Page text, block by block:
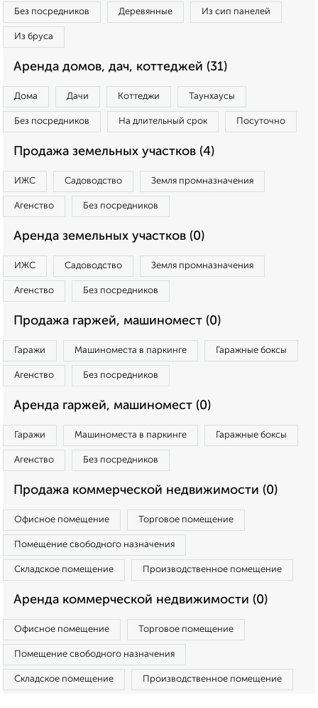
Без посредников Деревянные Из сип панелей
Из бруса
Аренда домов, дач, коттеджей (31)
Дома Дачи Коттеджи Таунхаусы
Без посредников На длительный срок Посуточно
Продажа земельных участков (4)
ИЖС Садоводство Земля промназначения
Агенство Без посредников
Аренда земельных участков (0)
ИЖС Садоводство Земля промназначения
Агенство Без посредников
Продажа гаржей, машиномест (0)
Гаражи Машиноместа в паркинге Гаражные боксы
Агенство Без посредников
Аренда гаржей, машиномест (0)
Гаражи Машиноместа в паркинге Гаражные боксы
Агенство Без посредников
Продажа коммерческой недвижимости (0)
Офисное помещение Торговое помещение
Помещение свободного назначения
Складское помещение Производственное помещение
Аренда коммерческой недвижимости (0)
Офисное помещение Торговое помещение
Помещение свободного назначения
Складское помещение Производственное помещение